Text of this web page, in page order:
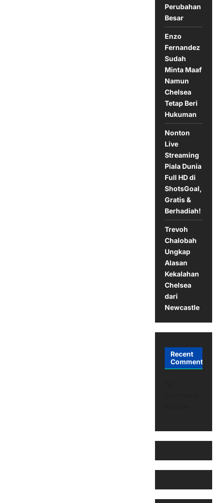
Perubahan
Besar
Enzo
Fernandez
Sudah
Minta Maaf
Namun
Chelsea
Tetap Beri
Hukuman
Nonton
Live
Streaming
Piala Dunia
Full HD di
ShotsGoal,
Gratis &
Berhadiah!
Trevoh
Chalobah
Ungkap
Alasan
Kekalahan
Chelsea
dari
Newcastle
Recent
Comments